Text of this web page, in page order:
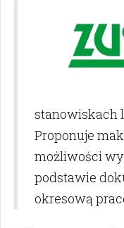
stanowiskach
Proponuje
możliwości
podstawie
okresową